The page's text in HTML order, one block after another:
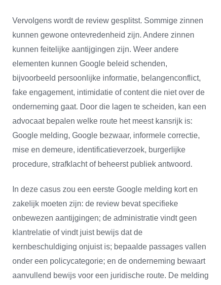
Vervolgens wordt de review gesplitst. Sommige zinnen
kunnen gewone ontevredenheid zijn. Andere zinnen
kunnen feitelijke aantijgingen zijn. Weer andere
elementen kunnen Google beleid schenden,
bijvoorbeeld persoonlijke informatie, belangenconflict,
fake engagement, intimidatie of content die niet over de
onderneming gaat. Door die lagen te scheiden, kan een
advocaat bepalen welke route het meest kansrijk is:
Google melding, Google bezwaar, informele correctie,
mise en demeure, identificatieverzoek, burgerlijke
procedure, strafklacht of beheerst publiek antwoord.
In deze casus zou een eerste Google melding kort en
zakelijk moeten zijn: de review bevat specifieke
onbewezen aantijgingen; de administratie vindt geen
klantrelatie of vindt juist bewijs dat de
kernbeschuldiging onjuist is; bepaalde passages vallen
onder een policycategorie; en de onderneming bewaart
aanvullend bewijs voor een juridische route. De melding